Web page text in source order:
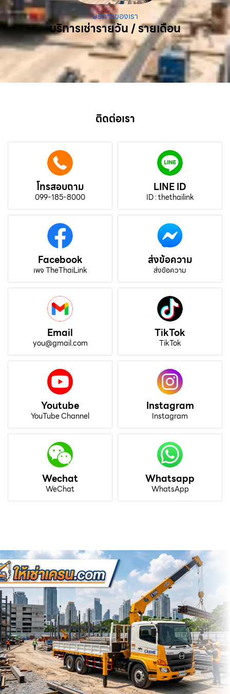
บริการของเรา
บริการเช่ารายวัน / รายเดือน
ติดต่อเรา
โทรสอบถาม
099-185-8000
LINE ID
ID : thethailink
Facebook
เพจ TheThaiLink
ส่งข้อความ
ส่งข้อความ
Email
you@gmail.com
TikTok
TikTok
Youtube
YouTube Channel
Instagram
Instagram
Wechat
WeChat
Whatsapp
WhatsApp